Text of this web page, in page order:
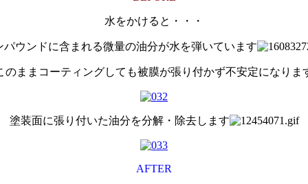
水をかけると・・・
パウンドに含まれる微量の油分が水を弾いています
のままコーティングしても被膜が張り付かず不安定になりま
塗装面に張り付いた油分を分解・除去します
AFTER